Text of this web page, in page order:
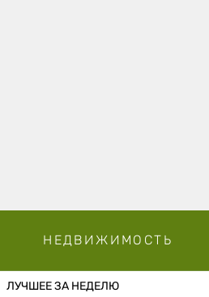
НЕДВИЖИМОСТЬ
ЛУЧШЕЕ ЗА НЕДЕЛЮ